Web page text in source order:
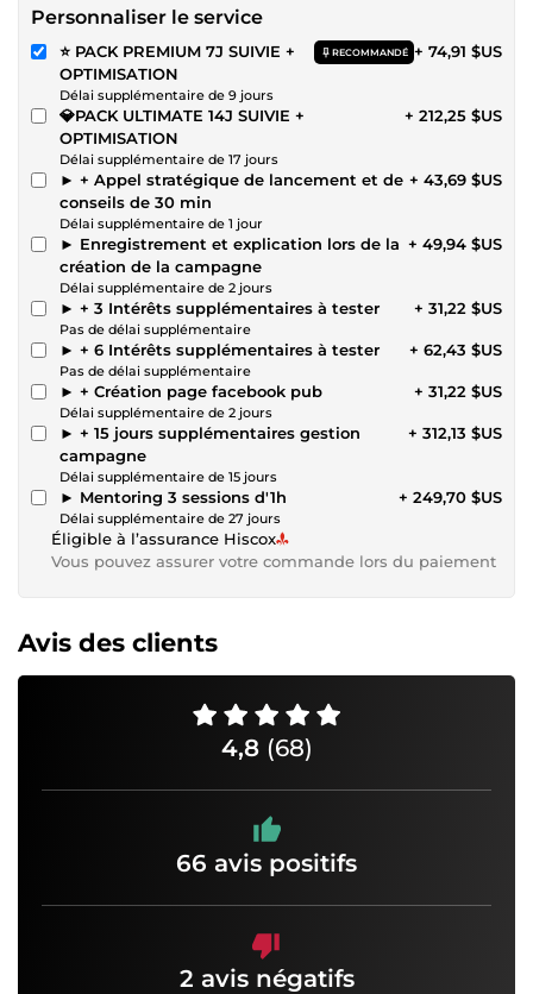
Personnaliser le service
⭐ PACK PREMIUM 7J SUIVIE +
OPTIMISATION
RECOMMANDÉ
Délai supplémentaire de 9 jours
+ 74,91 $US
💎PACK ULTIMATE 14J SUIVIE +
OPTIMISATION
Délai supplémentaire de 17 jours
+ 212,25 $US
► + Appel stratégique de lancement et de
conseils de 30 min
Délai supplémentaire de 1 jour
+ 43,69 $US
► Enregistrement et explication lors de la
création de la campagne
Délai supplémentaire de 2 jours
+ 49,94 $US
► + 3 Intérêts supplémentaires à tester
Pas de délai supplémentaire
+ 31,22 $US
► + 6 Intérêts supplémentaires à tester
Pas de délai supplémentaire
+ 62,43 $US
► + Création page facebook pub
Délai supplémentaire de 2 jours
+ 31,22 $US
► + 15 jours supplémentaires gestion
campagne
Délai supplémentaire de 15 jours
+ 312,13 $US
► Mentoring 3 sessions d'1h
Délai supplémentaire de 27 jours
+ 249,70 $US
Éligible à l’assurance Hiscox
Vous pouvez assurer votre commande lors du paiement
Avis des clients
4,8 (68)
66 avis positifs
2 avis négatifs